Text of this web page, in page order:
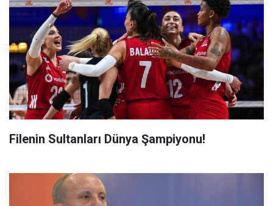
Filenin Sultanları Dünya Şampiyonu!